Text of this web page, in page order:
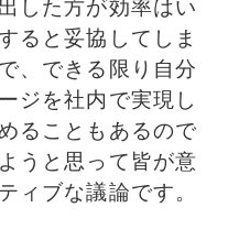
した方が効率はい
ると妥協してしま
、できる限り自分
ジを社内で実現し
ることもあるので
うと思って皆が意
ィブな議論です。